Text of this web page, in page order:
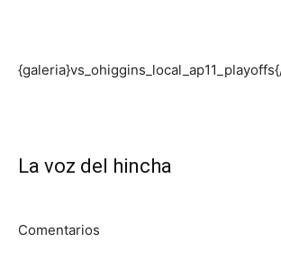
La voz del hincha
Comentarios